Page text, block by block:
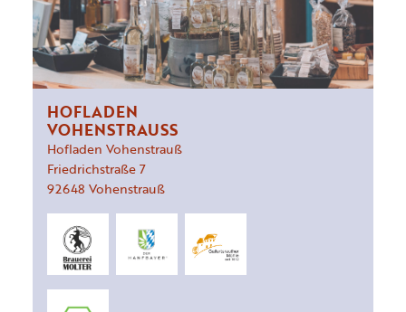
HOFLADEN
VOHENSTRAUSS
Hofladen Vohenstrauß
Friedrichstraße7
92648 Vohenstrauß